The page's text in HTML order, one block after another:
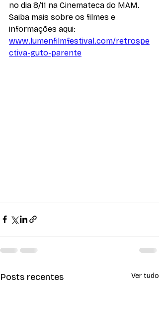
no dia 8/11 na Cinemateca do MAM.
Saiba mais sobre os filmes e
informações aqui:
www.lumenfilmfestival.com/retrospe
ctiva-guto-parente
Posts recentes Ver tudo